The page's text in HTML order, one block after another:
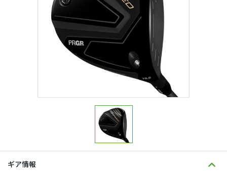
ギア情報